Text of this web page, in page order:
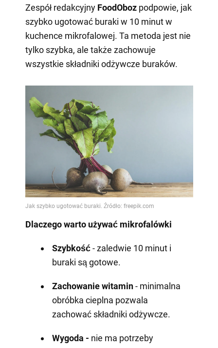
Zespół redakcyjny FoodOboz podpowie, jak
szybko ugotować buraki w 10 minut w
kuchence mikrofalowej. Ta metoda jest nie
tylko szybka, ale także zachowuje
wszystkie składniki odżywcze buraków.
Dlaczego warto używać mikrofalówki
Szybkość- zaledwie 10 minut i
buraki są gotowe.
Zachowanie witamin- minimalna
obróbka cieplna pozwala
zachować składniki odżywcze.
Wygoda - nie ma potrzeby